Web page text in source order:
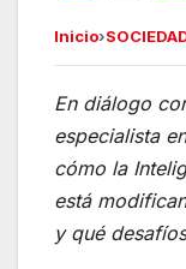
c
e
b
o
o
k
Inicio›
En diálogo
especialista
cómo la
está
y qué